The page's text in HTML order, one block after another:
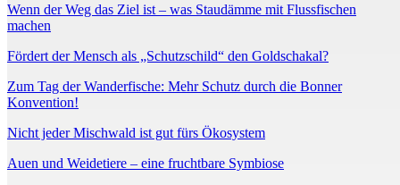
Wenn der Weg das Ziel ist – was Staudämme mit Flussfischen
machen
Fördert der Mensch als „Schutzschild“ den Goldschakal?
Zum Tag der Wanderfische: Mehr Schutz durch die Bonner
Konvention!
Nicht jeder Mischwald ist gut fürs Ökosystem
Auen und Weidetiere – eine fruchtbare Symbiose